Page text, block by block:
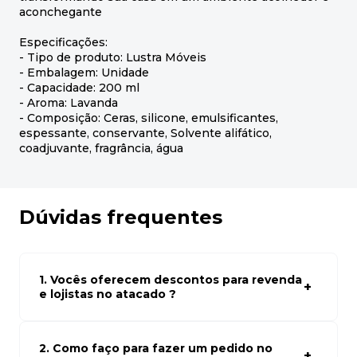
aconchegante
Especificações:
- Tipo de produto: Lustra Móveis
- Embalagem: Unidade
- Capacidade: 200 ml
- Aroma: Lavanda
- Composição: Ceras, silicone, emulsificantes,
espessante, conservante, Solvente alifático,
coadjuvante, fragrância, água
Dúvidas frequentes
1. Vocês oferecem descontos para revenda
e lojistas no atacado ?
atacado empresas e compre com os melhores preços
2. Como faço para fazer um pedido no